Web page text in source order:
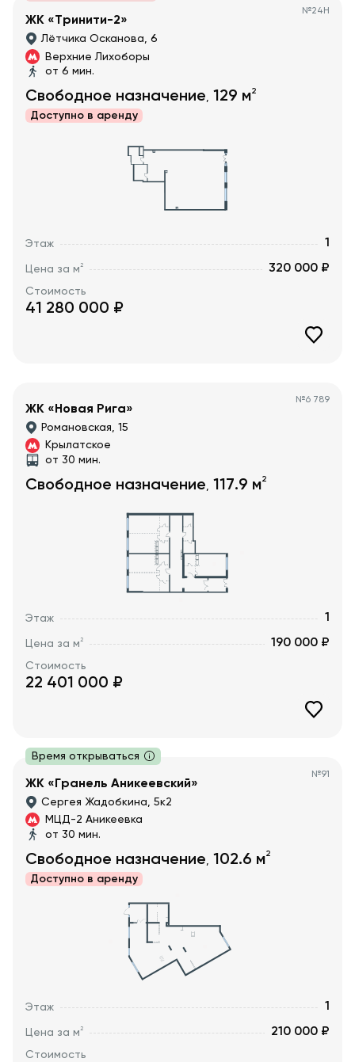
№24Н
ЖК «Тринити-2»
Лётчика Осканова, 6
Верхние Лихоборы
от 6 мин.
Свободное назначение, 129 м2
Доступно в аренду
Этаж 1
Цена за м2 320 000 ₽
Стоимость
41 280 000 ₽
№6 789
ЖК «Новая Рига»
Романовская, 15
Крылатское
от 30 мин.
Свободное назначение, 117.9 м2
Этаж 1
Цена за м2 190 000 ₽
Стоимость
22 401 000 ₽
Время открываться
№91
ЖК «Гранель Аникеевский»
Сергея Жадобкина, 5к2
МЦД-2 Аникеевка
от 30 мин.
Свободное назначение 102.6 м2
Доступно в аренду
Этаж 1
Цена за м2 210 000 ₽
Стоимость